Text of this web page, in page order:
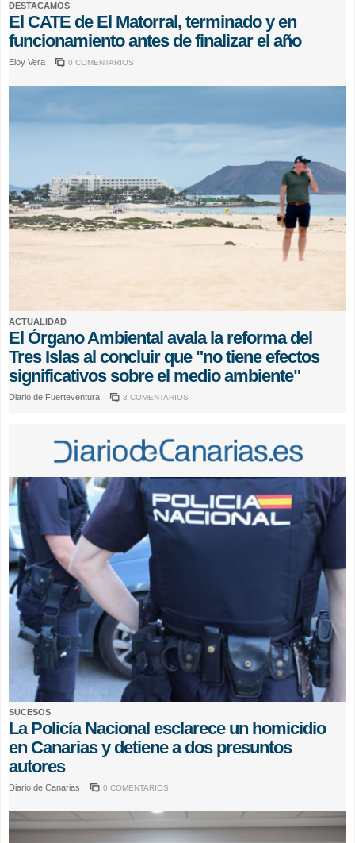
DESTACAMOS
El CATE de El Matorral, terminado y en
funcionamiento antes de finalizar el año
Eloy Vera 0 COMENTARIOS
ACTUALIDAD
El Órgano Ambiental avala la reforma del
Tres Islas al concluir que "no tiene efectos
significativos sobre el medio ambiente"
Diario de Fuerteventura 3 COMENTARIOS
SUCESOS
La Policía Nacional esclarece un homicidio
en Canarias y detiene a dos presuntos
autores
Diario de Canarias 0 COMENTARIOS